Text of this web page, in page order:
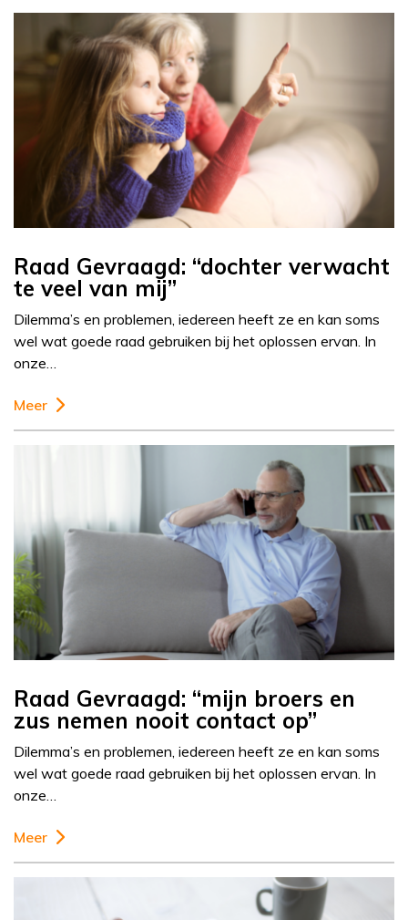
Raad Gevraagd: “dochter verwacht
te veel van mij”
Dilemma’s en problemen, iedereen heeft ze en kan soms
wel wat goede raad gebruiken bij het oplossen ervan. In
onze…
Meer
Raad Gevraagd: “mijn broers en
zus nemen nooit contact op”
Dilemma’s en problemen, iedereen heeft ze en kan soms
wel wat goede raad gebruiken bij het oplossen ervan. In
onze…
Meer